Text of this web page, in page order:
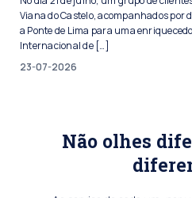
Viana do Castelo, acompanhados por
a Ponte de Lima para uma
Internacional de […]
23-07-2026
Não olhes